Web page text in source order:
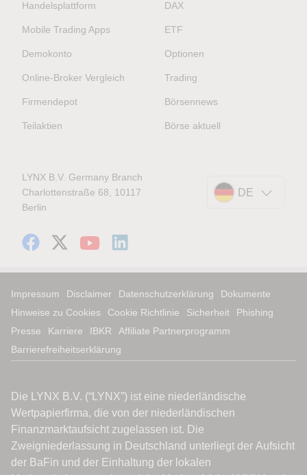
Handelsplattform
Mobile Trading Apps
Demokonto
Online-Broker Vergleich
Firmendepot
Teilaktien
DAX
ETF
Optionen
Trading
Börsennews
Börse aktuell
LYNX B.V. Germany Branch
Charlottenstraße 68, 10117
Berlin
DE
Impressum Disclaimer Datenschutzerklärung
Dokumente
Hinweise zu Cookies
Cookie Richtlinie Sicherheit
Phishing
Presse
Karriere IBKR
Affiliate Partnerprogramm
Barrierefreiheitserklärung